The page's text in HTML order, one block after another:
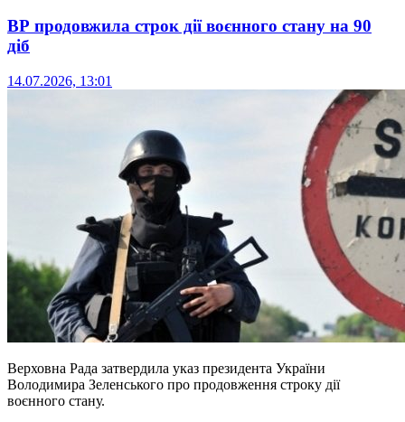
ВР продовжила строк дії воєнного стану на 90
діб
14.07.2026, 13:01
Верховна Рада затвердила указ президента України
Володимира Зеленського про продовження строку дії
воєнного стану.